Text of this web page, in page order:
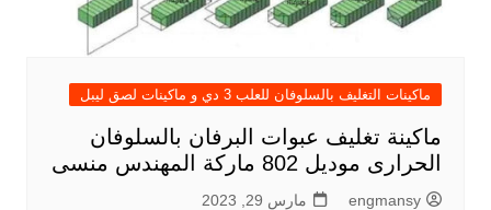
ماكينات التغليف بالسلوفان للعلب 3 دي و ماكينات لصق ليبل
ماكينة تغليف عبوات البرفان بالسلوفان
الحرارى موديل 802 ماركة المهندس منسى
engmansy مارس 29, 2023